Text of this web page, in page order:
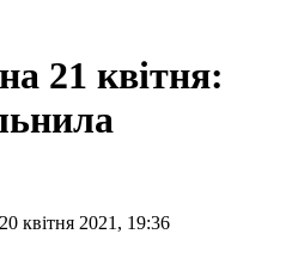
21 квітня:
квітня 2021, 19:36